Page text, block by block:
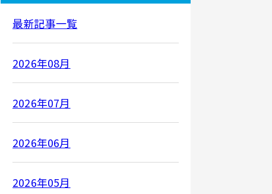
最新記事一覧
2026年08月
2026年07月
2026年06月
2026年05月